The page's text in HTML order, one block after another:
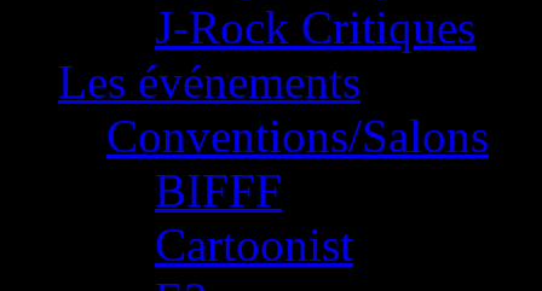
J-Rock Critiques
Les événements
Conventions/Salons
BIFFF
Cartoonist